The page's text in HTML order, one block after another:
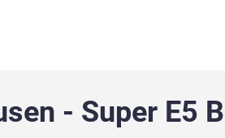
- Super E5